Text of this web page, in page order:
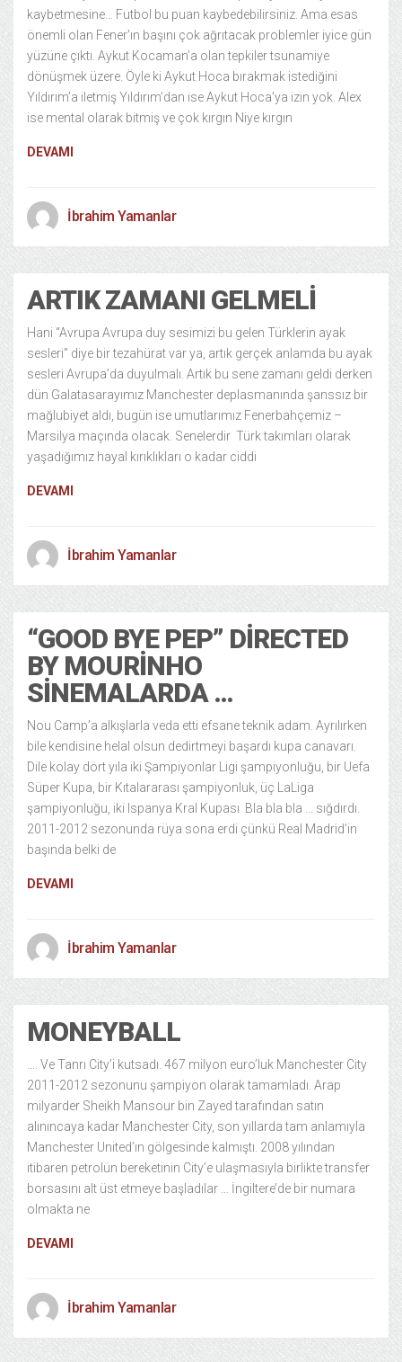
kaybetmesine… Futbol bu puan kaybedebilirsiniz. Ama esas
önemli olan Fener’ın başını çok ağrıtacak problemler iyice gün
yüzüne çıktı. Aykut Kocaman’a olan tepkiler tsunamiye
dönüşmek üzere. Öyle ki Aykut Hoca bırakmak istediğini
Yıldırım’a iletmiş Yıldırım’dan ise Aykut Hoca’ya izin yok. Alex
ise mental olarak bitmiş ve çok kırgın Niye kırgın
DEVAMI
İbrahim Yamanlar
ARTIK ZAMANI GELMELI
Hani “Avrupa Avrupa duy sesimizi bu gelen Türklerin ayak
sesleri” diye bir tezahürat var ya, artık gerçek anlamda bu ayak
sesleri Avrupa’da duyulmalı. Artık bu sene zamanı geldi derken
dün Galatasarayımız Manchester deplasmanında şanssız bir
mağlubiyet aldı, bugün ise umutlarımız Fenerbahçemiz –
Marsilya maçında olacak. Senelerdir Türk takımları olarak
yaşadığımız hayal kırıklıkları o kadar ciddi
DEVAMI
İbrahim Yamanlar
“GOOD BYE PEP” DIRECTED
BY MOURINHO
SINEMALARDA …
Nou Camp’a alkışlarla veda etti efsane teknik adam. Ayrılırken
bile kendisine helal olsun dedirtmeyi başardı kupa canavarı.
Dile kolay dört yıla iki Şampiyonlar Ligi şampiyonluğu, bir Uefa
Süper Kupa, bir Kıtalararası şampiyonluk, üç LaLiga
şampiyonluğu, iki Ispanya Kral Kupası Bla bla bla … sığdırdı.
2011-2012 sezonunda rüya sona erdi çünkü Real Madrid’in
başında belki de
DEVAMI
İbrahim Yamanlar
MONEYBALL
…. Ve Tanrı City’i kutsadı. 467 milyon euro’luk Manchester City
2011-2012 sezonunu şampiyon olarak tamamladı. Arap
milyarder Sheikh Mansour bin Zayed tarafından satın
alınıncaya kadar Manchester City, son yıllarda tam anlamıyla
Manchester United’ın gölgesinde kalmıştı. 2008 yılından
itibaren petrolün bereketinin City’e ulaşmasıyla birlikte transfer
borsasını alt üst etmeye başladılar … İngiltere’de bir numara
olmakta ne
DEVAMI
İbrahim Yamanlar